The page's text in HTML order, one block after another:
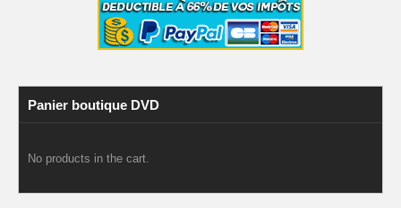
Panier boutique DVD
No products in the cart.